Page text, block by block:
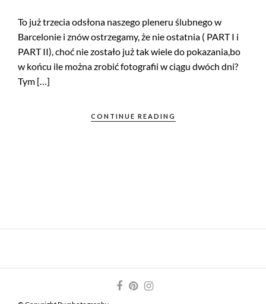
To już trzecia odsłona naszego pleneru ślubnego w
Barcelonie i znów ostrzegamy, że nie ostatnia ( PART I i
PART II), choć nie zostało już tak wiele do pokazania,bo
w końcu ile można zrobić fotografii w ciągu dwóch dni?
Tym […]
CONTINUE READING